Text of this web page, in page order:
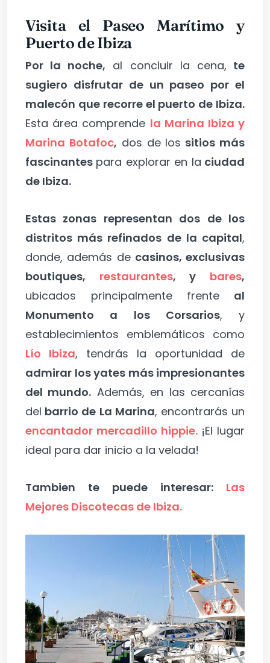
Visita el Paseo Marítimo y
Puerto de Ibiza
Por la noche, al concluir la cena, te
sugiero disfrutar de un paseo por el
malecón que recorre el puerto de Ibiza.
Esta área comprende la Marina Ibiza y
Marina Botafoc, dos de los sitios más
fascinantes para explorar en la ciudad
de Ibiza.
Estas zonas representan dos de los
distritos más refinados de la capital,
donde, además de casinos, exclusivas
boutiques, restaurantes, y bares,
ubicados principalmente frente al
Monumento a los Corsarios, y
establecimientos emblemáticos como
Lío Ibiza, tendrás la oportunidad de
admirar los yates más impresionantes
del mundo. Además, en las cercanías
del barrio de La Marina, encontrarás un
encantador mercadillo hippie. ¡El lugar
ideal para dar inicio a la velada!
Tambien te puede interesar: Las
Mejores Discotecas de Ibiza.